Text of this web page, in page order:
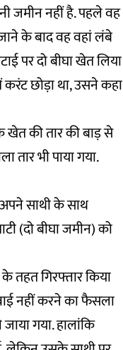
जमीन नहीं है. पहले वह
के बाद वह वहां लंबे
पर दो बीघा खेत लिया
छोड़ा था, उसने कहा
की तार की बाड़ से
भी पाया गया.
साथी के साथ
(दो बीघा जमीन) को
तहत गिरफ्तार किया
नहीं करने का फैसला
गया. हालांकि